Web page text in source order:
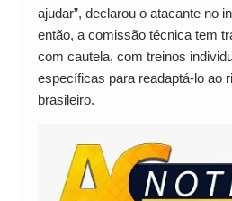
ajudar”, declarou o atacante no
então, a comissão técnica tem
com cautela, com treinos
específicas para readaptá-lo ao
brasileiro.